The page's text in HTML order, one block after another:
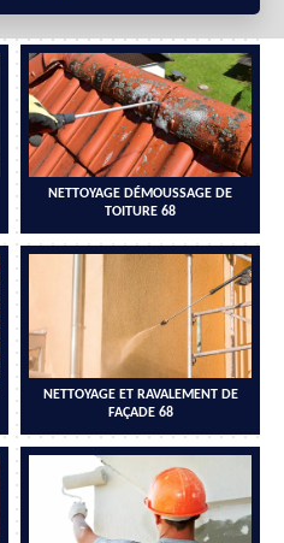
NETTOYAGE DÉMOUSSAGE DE
TOITURE 68
NETTOYAGE ET RAVALEMENT DE
FAÇADE 68